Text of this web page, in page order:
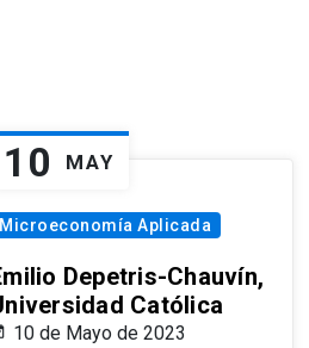
10 MAY
Microeconomía Aplicada
Depetris-Chauvín,
Católica
10 de Mayo de 2023